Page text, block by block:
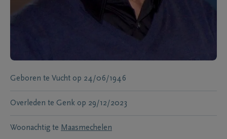
Geboren te Vucht op 24/06/1946
Overleden te Genk op 29/12/2023
Woonachtig te Maasmechelen